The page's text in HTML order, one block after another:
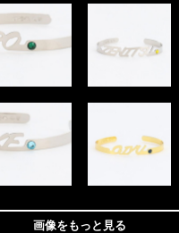
画像をもっと見る